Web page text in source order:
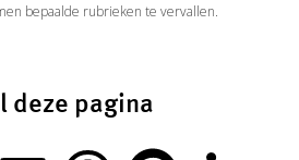
bepaalde rubrieken te vervallen.
deze pagina